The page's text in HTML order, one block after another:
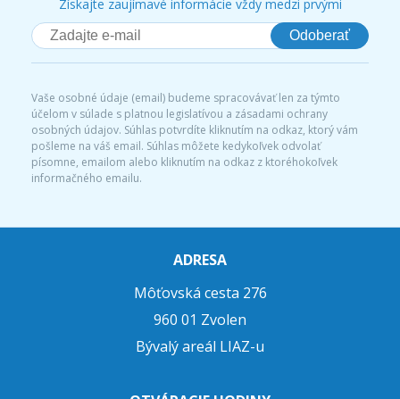
Získajte zaujímavé informácie vždy medzi prvými
Odoberať
Vaše osobné údaje (email) budeme spracovávať len za týmto
účelom v súlade s platnou legislatívou a zásadami ochrany
osobných údajov. Súhlas potvrdíte kliknutím na odkaz, ktorý vám
pošleme na váš email. Súhlas môžete kedykoľvek odvolať
písomne, emailom alebo kliknutím na odkaz z ktoréhokoľvek
informačného emailu.
ADRESA
Môťovská cesta 276
960 01 Zvolen
Bývalý areál LIAZ-u